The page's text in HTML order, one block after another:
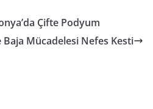
Çifte Podyum
Baja Mücadelesi Nefes Kesti